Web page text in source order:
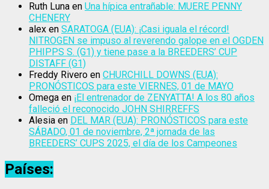
Ruth Luna en Una hípica entrañable: MUERE PENNY
CHENERY
alex en SARATOGA (EUA): ¡Casi iguala el récord!
NITROGEN se impuso al reverendo galope en el OGDEN
PHIPPS S. (G1) y tiene pase a la BREEDERS’ CUP
DISTAFF (G1)
Freddy Rivero en CHURCHILL DOWNS (EUA):
PRONÓSTICOS para este VIERNES, 01 de MAYO
Omega en ¡El entrenador de ZENYATTA! A los 80 años
falleció el reconocido JOHN SHIRREFFS
Alesia en DEL MAR (EUA): PRONÓSTICOS para este
SÁBADO, 01 de noviembre, 2ª jornada de las
BREEDERS’ CUPS 2025, el día de los Campeones
Países: